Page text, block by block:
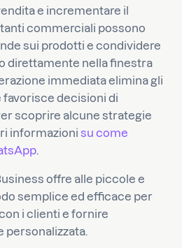
e incrementare il
commerciali possono
sui prodotti e condividere
direttamente nella finestra
immediata elimina gli
decisioni di
scoprire alcune strategie
informazioni su come
.
offre alle piccole e
semplice ed efficace per
i clienti e fornire
personalizzata.